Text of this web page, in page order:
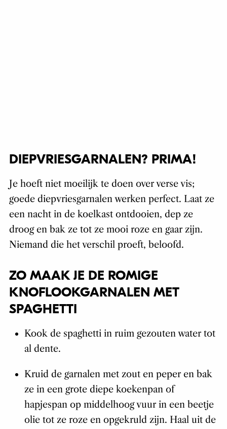
DIEPVRIESGARNALEN? PRIMA!
Je hoeft niet moeilijk te doen over verse vis;
goede diepvriesgarnalen werken perfect. Laat ze
een nacht in de koelkast ontdooien, dep ze
droog en bak ze tot ze mooi roze en gaar zijn.
Niemand die het verschil proeft, beloofd.
ZO MAAK JE DE ROMIGE
KNOFLOOKGARNALEN MET
SPAGHETTI
Kook de spaghetti in ruim gezouten water tot
al dente.
Kruid de garnalen met zout en peper en bak
ze in een grote diepe koekenpan of
hapjespan op middelhoog vuur in een beetje
olie tot ze roze en opgekruld zijn. Haal uit de